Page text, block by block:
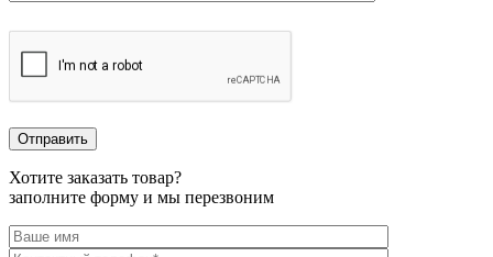
Хотите заказать товар?
заполните форму и мы перезвоним